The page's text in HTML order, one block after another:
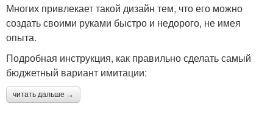
Многих привлекает такой дизайн тем, что его можно
создать своими руками быстро и недорого, не имея
опыта.
Подробная инструкция, как правильно сделать самый
бюджетный вариант имитации:
читать дальше →